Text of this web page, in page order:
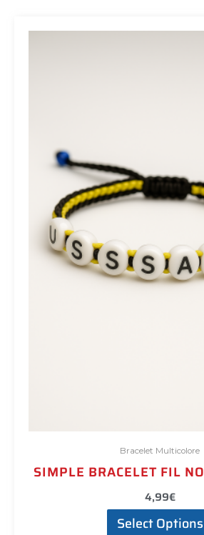
Bracelet Multicolore
SIMPLE BRACELET FIL
4,99€
Select Options